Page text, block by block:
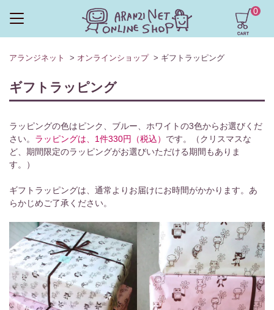
0
アランジネット > オンラインショップ> ギフトラッピング
ギフトラッピング
ラッピングの色はピンク、ブルー、ホワイトの3色からお選びくだ
さい。 ラッピングは、1件330円（税込） です。（クリスマスな
ど、期間限定のラッピングがお選びいただける期間もありま
す。）
ギフトラッピングは、通常よりお届けにお時間がかかります。あ
らかじめご了承ください。